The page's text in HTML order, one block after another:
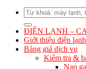
Search
for:
ĐIỆN LẠNH –
Giới thiệu điện
Bảng giá dịch vụ
Kiểm tra &
Nạp